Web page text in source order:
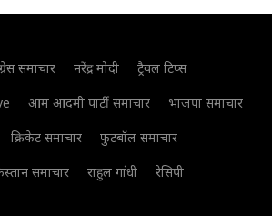
समाचार नरेंद्र मोदी
ट्रैवल टिप्स
आम आदमी पार्टी समाचार
भाजपा समाचार
क्रिकेट समाचार
फुटबॉल समाचार
समाचार राहुल गांधी
रेसिपी